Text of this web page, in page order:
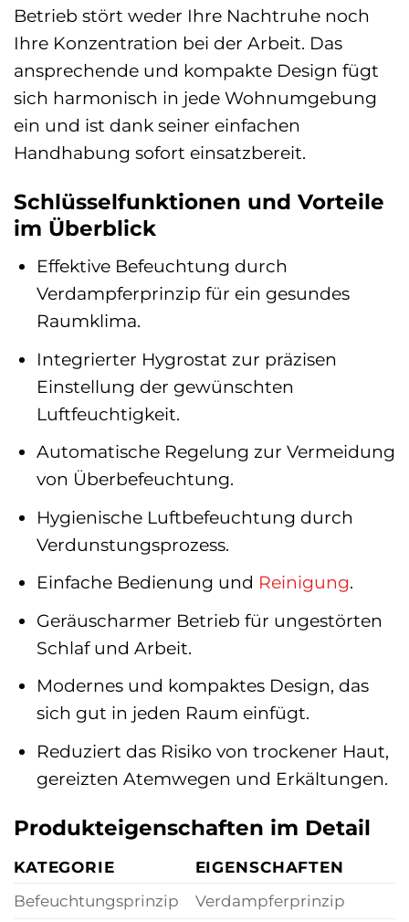
Betrieb stört weder Ihre Nachtruhe noch
Ihre Konzentration bei der Arbeit. Das
ansprechende und kompakte Design fügt
sich harmonisch in jede Wohnumgebung
ein und ist dank seiner einfachen
Handhabung sofort einsatzbereit.
Schlüsselfunktionen und Vorteile
im Überblick
Effektive Befeuchtung durch
Verdampferprinzip für ein gesundes
Raumklima.
Integrierter Hygrostat zur präzisen
Einstellung der gewünschten
Luftfeuchtigkeit.
Automatische Regelung zur Vermeidung
von Überbefeuchtung.
Hygienische Luftbefeuchtung durch
Verdunstungsprozess.
Einfache Bedienung und Reinigung.
Geräuscharmer Betrieb für ungestörten
Schlaf und Arbeit.
Modernes und kompaktes Design, das
sich gut in jeden Raum einfügt.
Reduziert das Risiko von trockener Haut,
gereizten Atemwegen und Erkältungen.
Produkteigenschaften im Detail
KATEGORIE
EIGENSCHAFTEN
Befeuchtungsprinzip
Verdampferprinzip